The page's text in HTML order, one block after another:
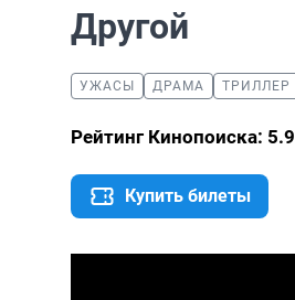
Другой
УЖАСЫ ДРАМА ТРИЛЛЕР
Рейтинг Кинопоиска: 5.9
Купить билеты